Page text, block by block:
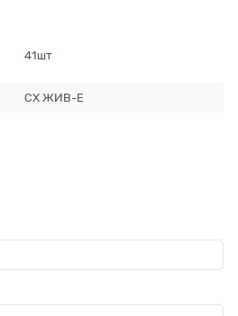
41шт
СХ ЖИВ-Е